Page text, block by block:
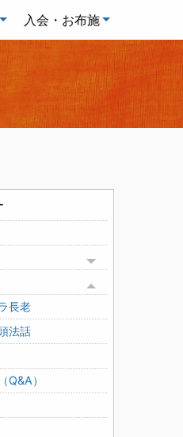
入会・お布施
Toggle menu
Toggle menu
長老
法話
Q&A）